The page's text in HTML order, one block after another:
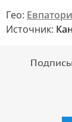
Гео:
Источник: